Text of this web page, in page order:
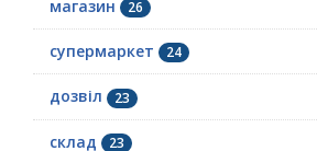
магазин 26
супермаркет 24
дозвіл 23
склад 23